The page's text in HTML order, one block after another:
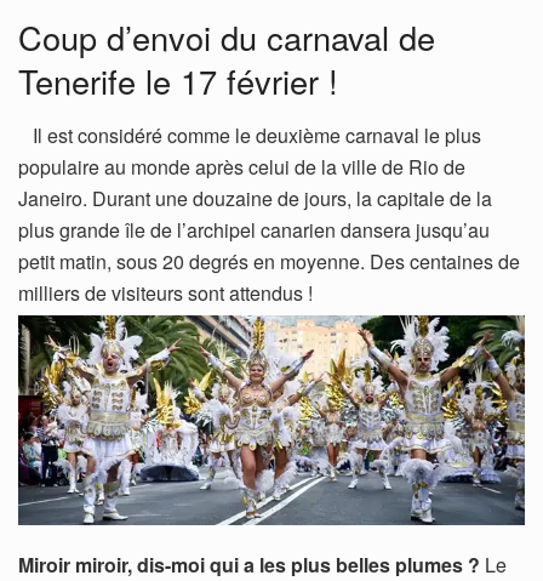
Coup d’envoi du carnaval de
Tenerife le 17 février !
Il est considéré comme le deuxième carnaval le plus
populaire au monde après celui de la ville de Rio de
Janeiro. Durant une douzaine de jours, la capitale de la
plus grande île de l’archipel canarien dansera jusqu’au
petit matin, sous 20 degrés en moyenne. Des centaines de
milliers de visiteurs sont attendus !
Miroir miroir, dis-moi qui a les plus belles plumes ? Le